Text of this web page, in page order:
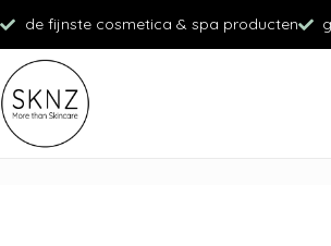
de fijnste cosmetica & spa producten